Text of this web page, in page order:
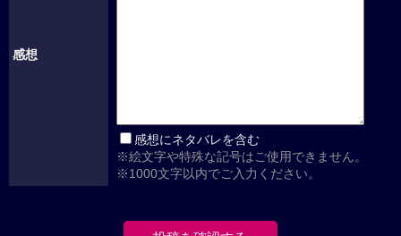
感想
感想にネタバレを含む
※絵文字や特殊な記号はご使用できません。
※1000文字以内でご入力ください。